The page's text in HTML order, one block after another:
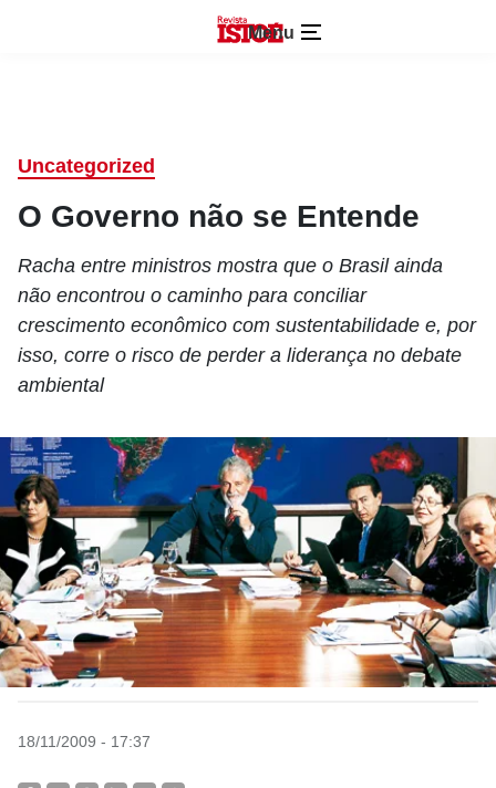
Menu
Uncategorized
O Governo não se Entende
Racha entre ministros mostra que o Brasil ainda
não encontrou o caminho para conciliar
crescimento econômico com sustentabilidade e, por
isso, corre o risco de perder a liderança no debate
ambiental
18/11/2009 - 17:37